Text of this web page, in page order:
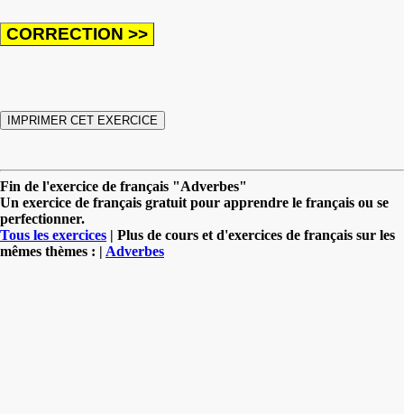
Fin de l'exercice de français "Adverbes"
Un exercice de français gratuit pour apprendre le français ou se
perfectionner.
Tous les exercices | Plus de cours et d'exercices de français sur les
mêmes thèmes : | Adverbes